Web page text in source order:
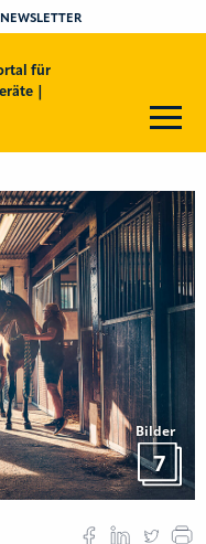
NEWSLETTER
für
|
Bilder
7